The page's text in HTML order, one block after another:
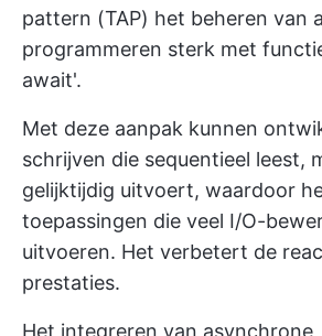
pattern (TAP) het beheren van
programmeren sterk met
await'.
Met deze aanpak kunnen
schrijven die sequentieel leest,
gelijktijdig uitvoert, waardoor
toepassingen die veel I/O-
uitvoeren. Het verbetert de
prestaties.
Het integreren van asynchrone